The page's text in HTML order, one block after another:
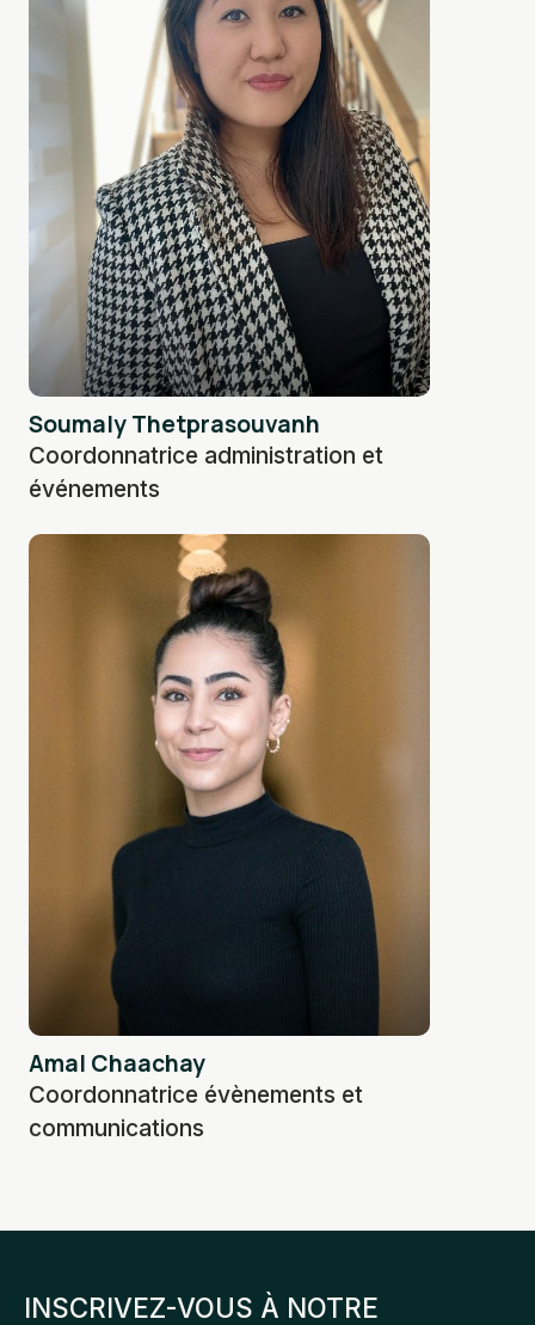
Soumaly Thetprasouvanh
Coordonnatrice administration et
événements
Amal Chaachay
Coordonnatrice évènements et
communications
INSCRIVEZ-VOUS À NOTRE